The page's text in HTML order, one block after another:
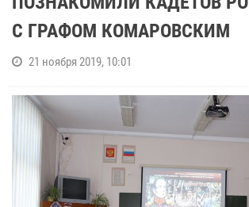
С ГРАФОМ КОМАРОВСКИМ
21 ноября 2019, 10:01